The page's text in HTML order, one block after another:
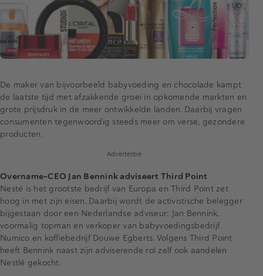
De maker van bijvoorbeeld babyvoeding en chocolade kampt
de laatste tijd met afzakkende groei in opkomende markten en
grote prijsdruk in de meer ontwikkelde landen. Daarbij vragen
consumenten tegenwoordig steeds meer om verse, gezondere
producten.
Advertentie
Overname-CEO Jan Bennink adviseert Third Point
Nesté is het grootste bedrijf van Europa en Third Point zet
hoog in met zijn eisen. Daarbij wordt de activistische belegger
bijgestaan door een Nederlandse adviseur: Jan Bennink,
voormalig topman en verkoper van babyvoedingsbedrijf
Numico en koffiebedrijf Douwe Egberts. Volgens Third Point
heeft Bennink naast zijn adviserende rol zelf ook aandelen
Nestlé gekocht.